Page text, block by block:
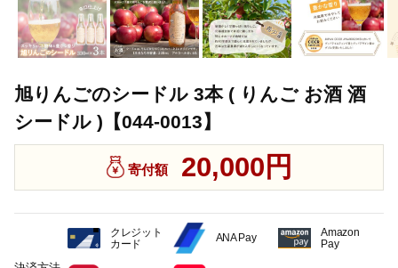
旭りんごのシードル 3本 ( りんご お酒 酒
シードル )【044-0013】
寄付額 20,000円
クレジット
カード
ANA Pay
Amazon
Pay